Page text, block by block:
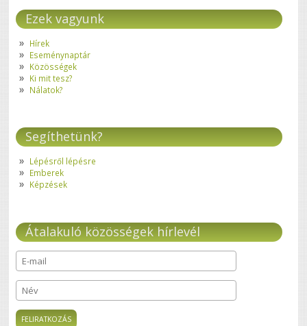
Ezek vagyunk
Hírek
Eseménynaptár
Közösségek
Ki mit tesz?
Nálatok?
Segíthetünk?
Lépésről lépésre
Emberek
Képzések
Átalakuló közösségek hírlevél
E-mail*
Név